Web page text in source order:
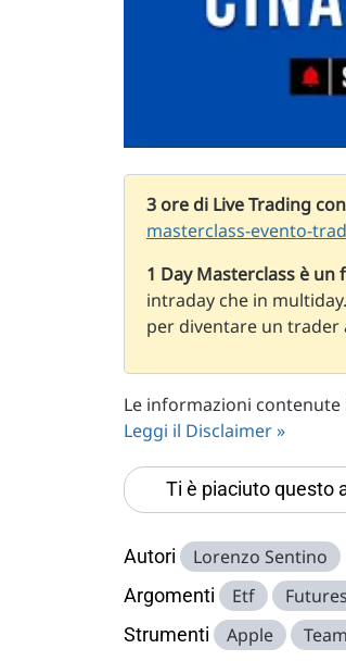
3 ore di Live Trading
masterclass-evento-
1 Day Masterclass è un
intraday che in
per diventare un trader
Le informazioni
Leggi il Disclaimer »
Ti è piaciuto questo
Autori Lorenzo Sentino
Argomenti Etf Futures
Strumenti Apple